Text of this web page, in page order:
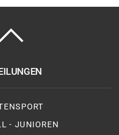
- JUNIOREN